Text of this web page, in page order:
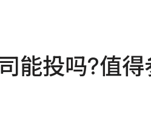
能投吗?值得